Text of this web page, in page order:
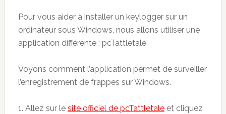
Pour vous aider à installer un keylogger sur un
ordinateur sous Windows, nous allons utiliser une
application différente : pcTattletale.
Voyons comment l’application permet de surveiller
l’enregistrement de frappes sur Windows.
1. Allez sur le site officiel de pcTattletaleet cliquez